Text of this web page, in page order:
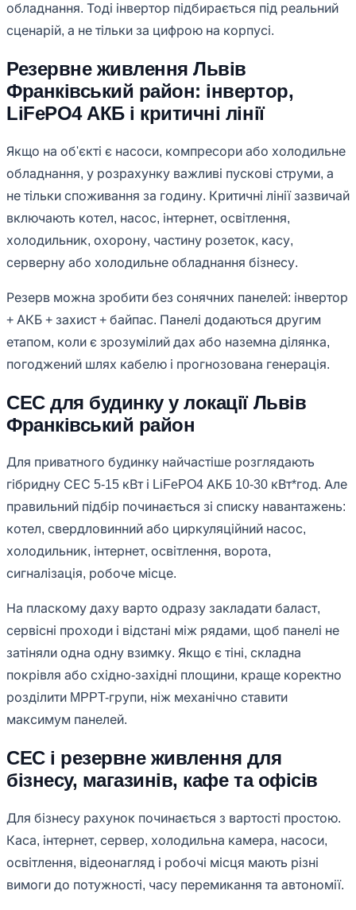
обладнання. Тоді інвертор підбирається під реальний
сценарій, а не тільки за цифрою на корпусі.
Резервне живлення Львів
Франківський район: інвертор,
LiFePO4 АКБ і критичні лінії
Якщо на об'єкті є насоси, компресори або холодильне
обладнання, у розрахунку важливі пускові струми, а
не тільки споживання за годину. Критичні лінії зазвичай
включають котел, насос, інтернет, освітлення,
холодильник, охорону, частину розеток, касу,
серверну або холодильне обладнання бізнесу.
Резерв можна зробити без сонячних панелей: інвертор
+ АКБ + захист + байпас. Панелі додаються другим
етапом, коли є зрозумілий дах або наземна ділянка,
погоджений шлях кабелю і прогнозована генерація.
СЕС для будинку у локації Львів
Франківський район
Для приватного будинку найчастіше розглядають
гібридну СЕС 5-15 кВт і LiFePO4 АКБ 10-30 кВт*год. Але
правильний підбір починається зі списку навантажень:
котел, свердловинний або циркуляційний насос,
холодильник, інтернет, освітлення, ворота,
сигналізація, робоче місце.
На пласкому даху варто одразу закладати баласт,
сервісні проходи і відстані між рядами, щоб панелі не
затіняли одна одну взимку. Якщо є тіні, складна
покрівля або східно-західні площини, краще коректно
розділити MPPT-групи, ніж механічно ставити
максимум панелей.
СЕС і резервне живлення для
бізнесу, магазинів, кафе та офісів
Для бізнесу рахунок починається з вартості простою.
Каса, інтернет, сервер, холодильна камера, насоси,
освітлення, відеонагляд і робочі місця мають різні
вимоги до потужності, часу перемикання та автономії.